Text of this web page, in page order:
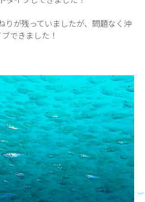
りが残っていましたが、問題なく沖
できました！